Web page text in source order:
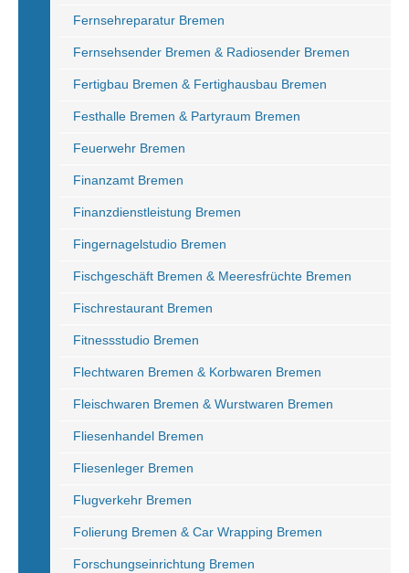
Fernsehreparatur Bremen
Fernsehsender Bremen & Radiosender Bremen
Fertigbau Bremen & Fertighausbau Bremen
Festhalle Bremen & Partyraum Bremen
Feuerwehr Bremen
Finanzamt Bremen
Finanzdienstleistung Bremen
Fingernagelstudio Bremen
Fischgeschäft Bremen & Meeresfrüchte Bremen
Fischrestaurant Bremen
Fitnessstudio Bremen
Flechtwaren Bremen & Korbwaren Bremen
Fleischwaren Bremen & Wurstwaren Bremen
Fliesenhandel Bremen
Fliesenleger Bremen
Flugverkehr Bremen
Folierung Bremen & Car Wrapping Bremen
Forschungseinrichtung Bremen